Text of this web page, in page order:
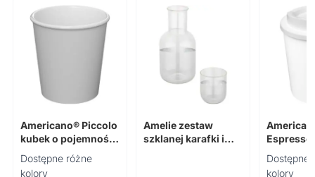
Americano® Piccolo
kubek o pojemności
100 ml
Dostępne różne
kolory
Amelie zestaw
szklanej karafki i
Espresso
kubek o
250 ml
Dostępne
kolory